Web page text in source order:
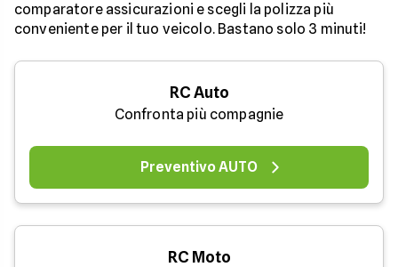
comparatore assicurazioni e scegli la polizza più
conveniente per il tuo veicolo. Bastano solo 3 minuti!
RC Auto
Confronta più compagnie
Preventivo AUTO
RC Moto